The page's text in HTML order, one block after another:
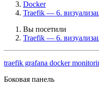
Docker
Traefik — 6.
Вы посетили
Traefik — 6.
traefik grafana docker
Боковая панель